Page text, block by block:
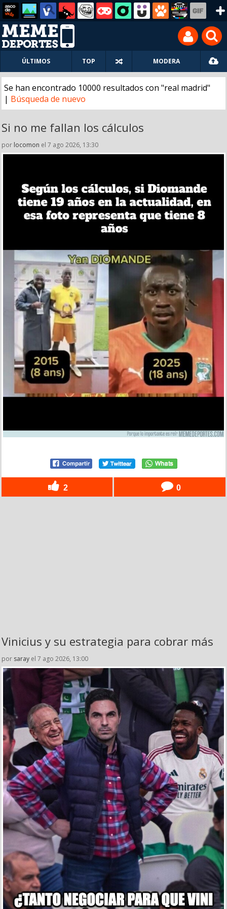
ÚLTIMOS TOP MODERA
Se han encontrado 10000 resultados con "real madrid"
| Búsqueda de nuevo
Si no me fallan los cálculos
por locomon el 7 ago 2026, 13:30
2 0
Vinicius y su estrategia para cobrar más
por saray el 7 ago 2026, 13:00